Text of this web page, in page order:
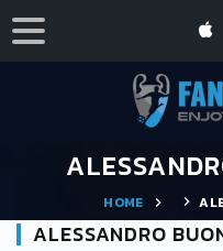
HOME
ALESSANDRO